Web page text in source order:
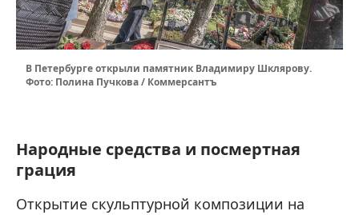
В Петербурге открыли памятник Владимиру Шклярову.
Фото: Полина Пучкова / Коммерсантъ
Народные средства и посмертная
грация
Открытие скульптурной композиции на